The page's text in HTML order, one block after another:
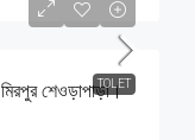
TOLET
মিরপুর শেওড়াপাড়া।